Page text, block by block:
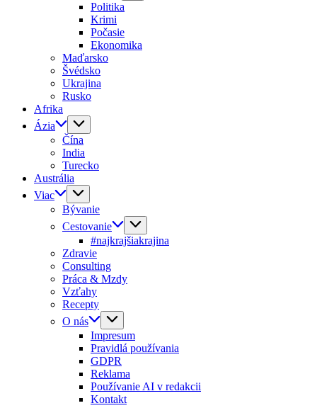
Politika
Krimi
Počasie
Ekonomika
Maďarsko
Švédsko
Ukrajina
Rusko
Afrika
Ázia
Čína
India
Turecko
Austrália
Viac
Bývanie
Cestovanie
#najkrajšiakrajina
Zdravie
Consulting
Práca & Mzdy
Vzťahy
Recepty
O nás
Impresum
Pravidlá používania
GDPR
Reklama
Používanie AI v redakcii
Kontakt